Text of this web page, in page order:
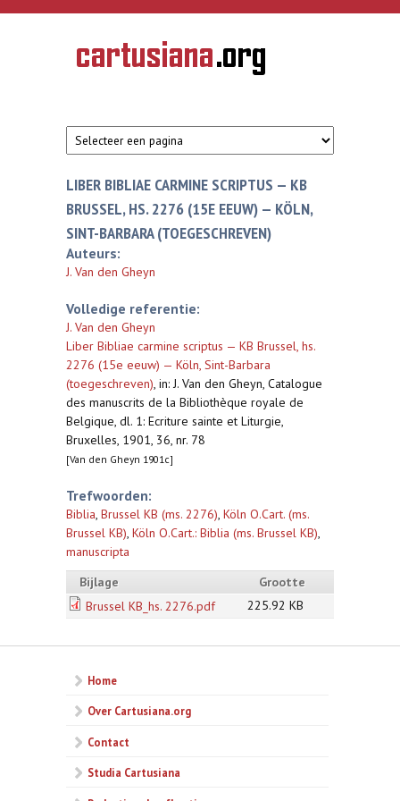
Overslaan en naar de inhoud gaan
CARTUSIANA
Geschiedenis
van de
LIBER BIBLIAE CARMINE SCRIPTUS — KB
BRUSSEL, HS. 2276 (15E EEUW) — KÖLN,
SINT-BARBARA (TOEGESCHREVEN)
Auteurs:
J. Van den Gheyn
Volledige referentie:
J. Van den Gheyn
Liber Bibliae carmine scriptus — KB Brussel, hs.
2276 (15e eeuw) — Köln, Sint-Barbara
(toegeschreven), in: J. Van den Gheyn, Catalogue
des manuscrits de la Bibliothèque royale de
Belgique, dl. 1: Ecriture sainte et Liturgie,
Bruxelles, 1901, 36, nr. 78
[Van den Gheyn 1901c]
Trefwoorden:
Biblia, Brussel KB (ms. 2276), Köln O.Cart. (ms.
Brussel KB), Köln O.Cart.: Biblia (ms. Brussel KB),
manuscripta
Bijlage
Grootte
Brussel KB_hs. 2276.pdf
225.92 KB
Home
Over Cartusiana.org
Contact
Studia Cartusiana